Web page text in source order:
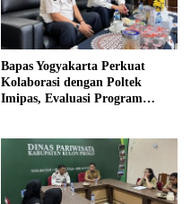
Bapas Yogyakarta Perkuat
Kolaborasi dengan Poltek
Imipas, Evaluasi Program